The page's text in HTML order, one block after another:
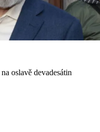
oslavě devadesátin